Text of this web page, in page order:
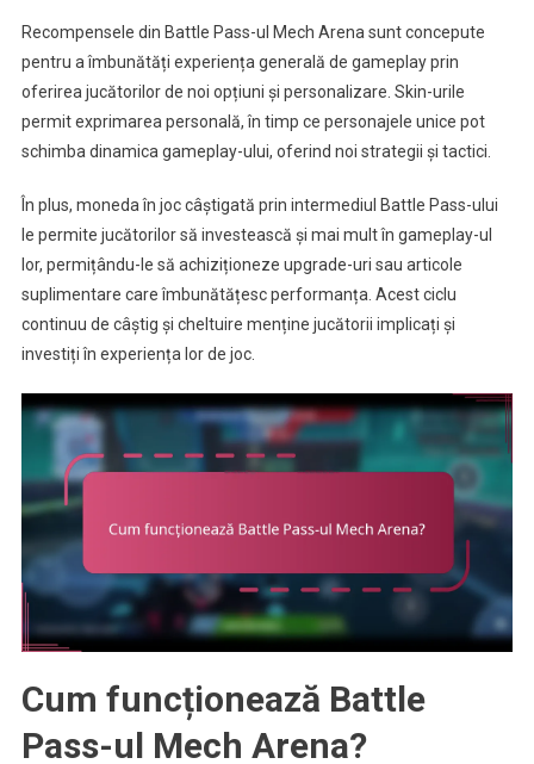
Recompensele din Battle Pass-ul Mech Arena sunt concepute
pentru a îmbunătăți experiența generală de gameplay prin
oferirea jucătorilor de noi opțiuni și personalizare. Skin-urile
permit exprimarea personală, în timp ce personajele unice pot
schimba dinamica gameplay-ului, oferind noi strategii și tactici.
În plus, moneda în joc câștigată prin intermediul Battle Pass-ului
le permite jucătorilor să investească și mai mult în gameplay-ul
lor, permițându-le să achiziționeze upgrade-uri sau articole
suplimentare care îmbunătățesc performanța. Acest ciclu
continuu de câștig și cheltuire menține jucătorii implicați și
investiți în experiența lor de joc.
Cum funcționează Battle
Pass-ul Mech Arena?